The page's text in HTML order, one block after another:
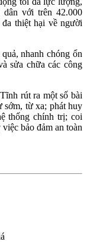
với trên 42.000
thiệt hại về người
nhanh chóng ổn
sửa chữa các công
rút ra một số bài
sớm, từ xa; phát huy
thống chính trị; coi
bảo đảm an toàn